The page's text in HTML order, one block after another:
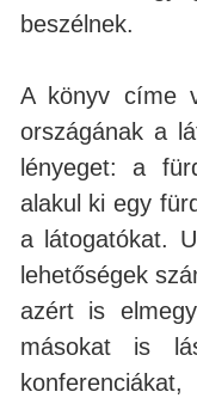
beszélnek.
A könyv címe
országának a
lényeget: a
alakul ki egy
a látogatókat.
lehetőségek
azért is
másokat is